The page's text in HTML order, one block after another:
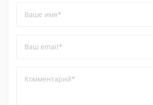
Ваше имя*
Ваш email*
Комментарий*